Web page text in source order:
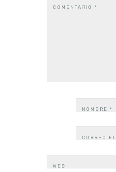
COMENTARIO*
NOMBRE*
CORREO
WEB